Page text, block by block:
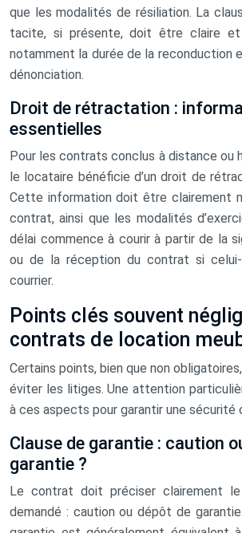
que les modalités de résiliation. La
tacite, si présente, doit être claire et
notamment la durée de la reconduction
dénonciation.
Droit de rétractation :
essentielles
Pour les contrats conclus à distance ou
le locataire bénéficie d’un droit de
Cette information doit être clairement
contrat, ainsi que les modalités
délai commence à courir à partir de la
ou de la réception du contrat si
courrier.
Points clés souvent
contrats de location
Certains points, bien que non
éviter les litiges. Une attention
à ces aspects pour garantir une sécurité
Clause de garantie : caution
garantie ?
Le contrat doit préciser clairement
demandé : caution ou dépôt de